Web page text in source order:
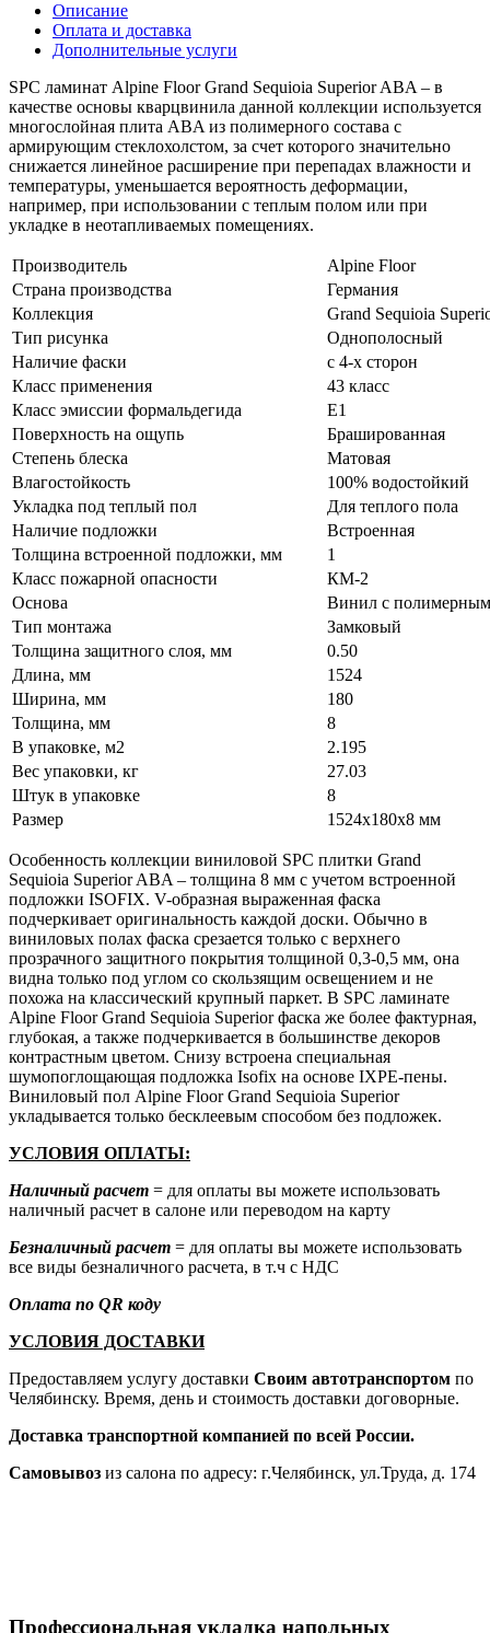
Описание
Оплата и доставка
Дополнительные услуги
SPC ламинат Alpine Floor Grand Sequioia Superior ABA – в
качестве основы кварцвинила данной коллекции используется
многослойная плита ABA из полимерного состава с
армирующим стеклохолстом, за счет которого значительно
снижается линейное расширение при перепадах влажности и
температуры, уменьшается вероятность деформации,
например, при использовании с теплым полом или при
укладке в неотапливаемых помещениях.
Производитель
Alpine Floor
Страна производства
Германия
Коллекция
Grand Sequioia
Тип рисунка
Однополосный
Наличие фаски
с 4-х сторон
Класс применения
43 класс
Класс эмиссии формальдегида
E1
Поверхность на ощупь
Брашированная
Степень блеска
Матовая
Влагостойкость
100% водостойкий
Укладка под теплый пол
Для теплого пола
Наличие подложки
Встроенная
Толщина встроенной подложки, мм
1
Класс пожарной опасности
КМ-2
Основа
Винил с
Тип монтажа
Замковый
Толщина защитного слоя, мм
0.50
Длина, мм
1524
Ширина, мм
180
Толщина, мм
8
В упаковке, м2
2.195
Вес упаковки, кг
27.03
Штук в упаковке
8
Размер
1524х180х8 мм
Особенность коллекции виниловой SPC плитки Grand
Sequioia Superior ABA – толщина 8 мм с учетом встроенной
подложки ISOFIX. V-образная выраженная фаска
подчеркивает оригинальность каждой доски. Обычно в
виниловых полах фаска срезается только с верхнего
прозрачного защитного покрытия толщиной 0,3-0,5 мм, она
видна только под углом со скользящим освещением и не
похожа на классический крупный паркет. В SPC ламинате
Alpine Floor Grand Sequioia Superior фаска же более фактурная,
глубокая, а также подчеркивается в большинстве декоров
контрастным цветом. Снизу встроена специальная
шумопоглощающая подложка Isofix на основе IXPE-пены.
Виниловый пол Alpine Floor Grand Sequioia Superior
укладывается только бесклеевым способом без подложек.
УСЛОВИЯ ОПЛАТЫ:
Наличный расчет = для оплаты вы можете использовать
наличный расчет в салоне или переводом на карту
Безналичный расчет = для оплаты вы можете использовать
все виды безналичного расчета, в т.ч с НДС
Оплата по QR коду
УСЛОВИЯ ДОСТАВКИ
Предоставляем услугу доставки Своим автотранспортом по
Челябинску. Время, день и стоимость доставки договорные.
Доставка транспортной компанией по всей России.
Самовывоз из салона по адресу: г.Челябинск, ул.Труда, д. 174
Профессиональная укладка напольных